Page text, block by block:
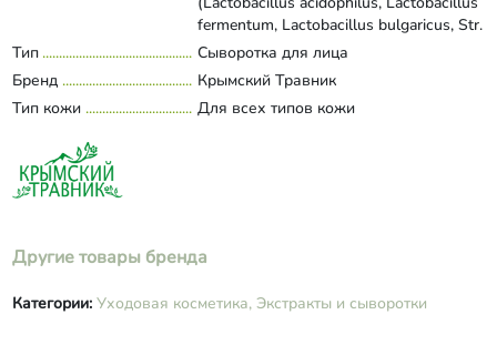
fermentum, Lactobacillus bulgaricus, Str.
thermophi-lus); Inulin, Alpha-glucan
oligosaccharide; Glycerin; Hydroxyethyl
Urea; Niacinamide; Panthenol; Trehalose;
Xanthan Gum; Acry-lates/C10-30 Alkyl
Ниацинамид; Пантенол; Ксантановая
Отдушка; Микрокеар SI.
Развернуть состав
Тип
Сыворотка для лица
Бренд
Крымский Травник
Тип кожи
Для всех типов кожи
Другие товары бренда
Категории: Уходовая косметика, Экстракты и сыворотки